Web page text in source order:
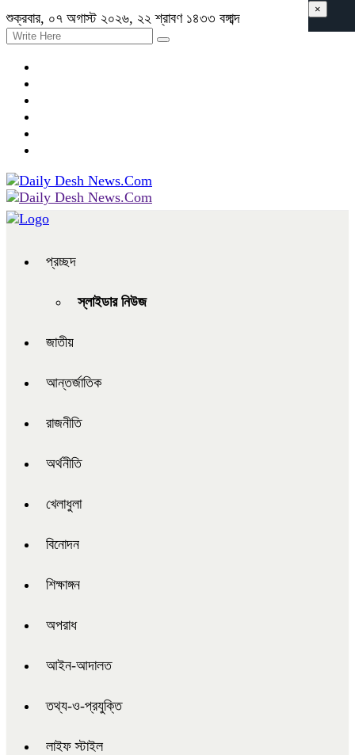
শুক্রবার, ০৭ অগাস্ট ২০২৬, ২২ শ্রাবণ ১৪৩৩ বঙ্গাব্দ
প্রচ্ছদ
স্লাইডার নিউজ
জাতীয়
আন্তর্জাতিক
রাজনীতি
অর্থনীতি
খেলাধুলা
বিনোদন
শিক্ষাঙ্গন
অপরাধ
আইন-আদালত
তথ্য-ও-প্রযুক্তি
লাইফ স্টাইল
×